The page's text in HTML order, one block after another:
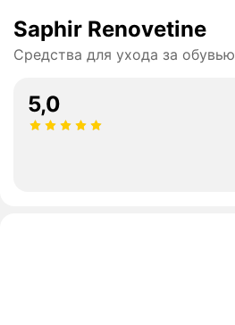
Saphir Renovetine
Средства для ухода за обувью
5,0